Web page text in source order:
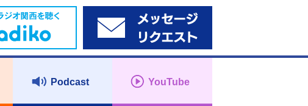
Podcast YouTube